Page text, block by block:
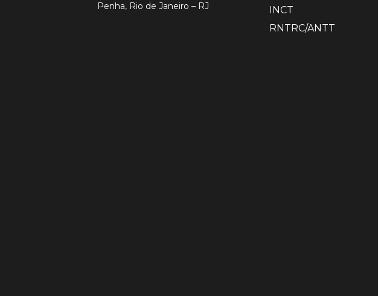
Penha, Rio de Janeiro – RJ
INCT
RNTRC/ANTT